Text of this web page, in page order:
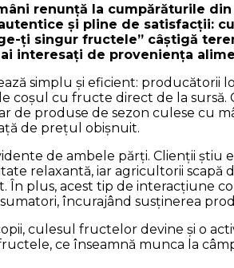
renunță la cumpărăturile
și pline de satisfacții:
ți singur fructele” câștigă
interesați de proveniența
simplu și eficient: producătorii
coșul cu fructe direct de la sursă.
de produse de sezon culese cu
de prețul obișnuit.
de ambele părți. Clienții știu
relaxantă, iar agricultorii
În plus, acest tip de interacțiune
încurajând susținerea
culesul fructelor devine și o
ce înseamnă munca la